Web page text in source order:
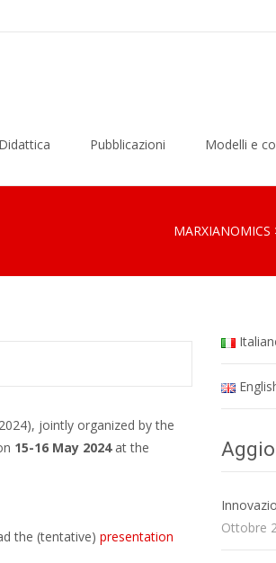
Didattica Pubblicazioni Modelli e
MARXIANOMICS
jointly organized by the
15-16 May 2024at the
the (tentative) presentation
Ottobre